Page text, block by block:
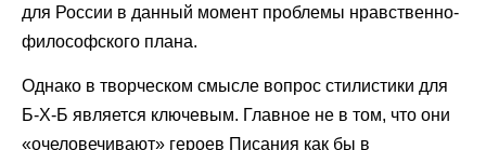
для России в данный момент проблемы нравственно-
философского плана.
Однако в творческом смысле вопрос стилистики для
Б-Х-Б является ключевым. Главное не в том, что они
«очеловечивают» героев Писания как бы в